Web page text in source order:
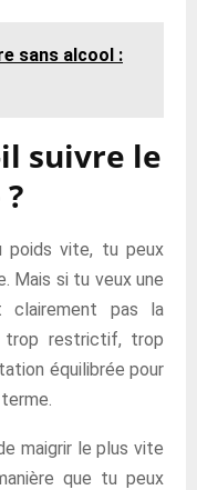
sans alcool :
suivre le
vite, tu peux
Mais si tu veux une
clairement pas la
trop restrictif, trop
équilibrée pour
maigrir le plus vite
que tu peux